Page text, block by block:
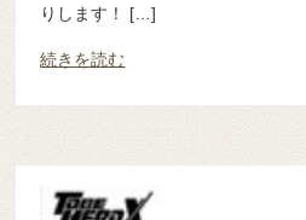
りします！ […]
続きを読む